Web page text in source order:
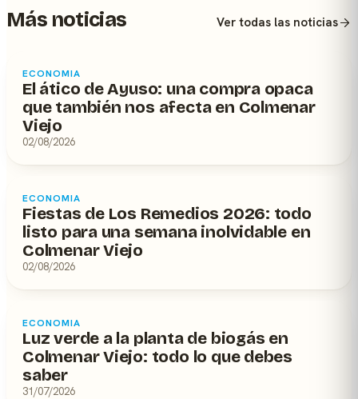
Más noticias Ver todas las noticias
ECONOMIA
El ático de Ayuso: una compra opaca
que también nos afecta en Colmenar
Viejo
02/08/2026
ECONOMIA
Fiestas de Los Remedios 2026: todo
listo para una semana inolvidable en
Colmenar Viejo
02/08/2026
ECONOMIA
Luz verde a la planta de biogás en
Colmenar Viejo: todo lo que debes
saber
31/07/2026